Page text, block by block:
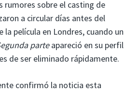
rumores sobre el casting de
a circular días antes del
la película en Londres, cuando un
parteapareció en su perfil
de ser eliminado rápidamente.
confirmó la noticia esta